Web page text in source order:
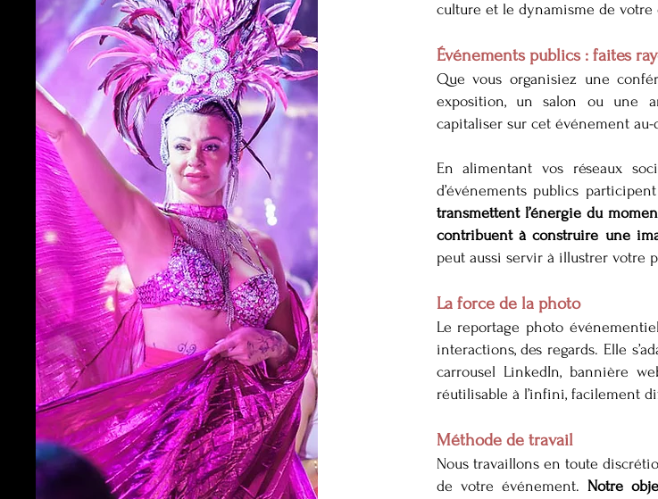
culture et le dynamisme de votre
Événements publics : faites
Que vous organisiez une
exposition, un salon ou une
capitaliser sur cet événement
En alimentant vos réseaux
d’événements publics
transmettent l’énergie du
contribuent à construire une
peut aussi servir à illustrer votre
La force de la photo
Le reportage photo
interactions, des regards. Elle
carrousel LinkedIn, bannière
réutilisable à l’infini, facilement
Méthode de travail
Nous travaillons en toute
de votre événement.Notre